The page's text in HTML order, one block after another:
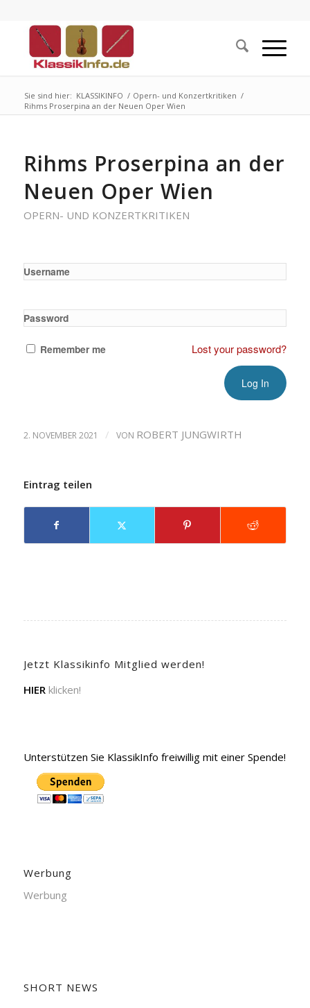
Sie sind hier: KLASSIKINFO / Opern- und Konzertkritiken /
Rihms Proserpina an der Neuen Oper Wien
Rihms Proserpina an der
Neuen Oper Wien
OPERN- UND KONZERTKRITIKEN
Username
Password
Remember me Lost your password?
2. NOVEMBER 2021 / VON ROBERT JUNGWIRTH
Eintrag teilen
Jetzt Klassikinfo Mitglied werden!
HIER klicken!
Unterstützen Sie KlassikInfo freiwillig mit einer Spende!
Werbung
Werbung
SHORT NEWS